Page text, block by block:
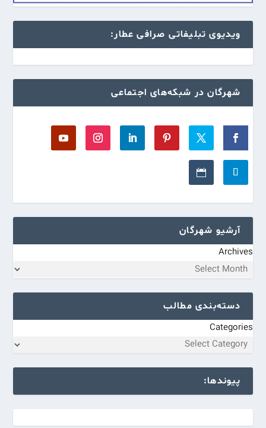
ویدیوی تبلیفاتی صرافی عطار:
شهرگان در شبکه‌های اجتماعی
آرشیو شهرگان
Archives
دسته‌بندی مطالب
Categories
پیوندها: